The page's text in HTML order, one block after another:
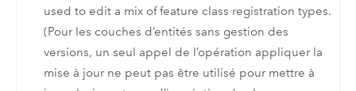
used to edit a mix of feature class registration types.
(Pour les couches d’entités sans gestion des
versions, un seul appel de l’opération appliquer la
mise à jour ne peut pas être utilisé pour mettre à